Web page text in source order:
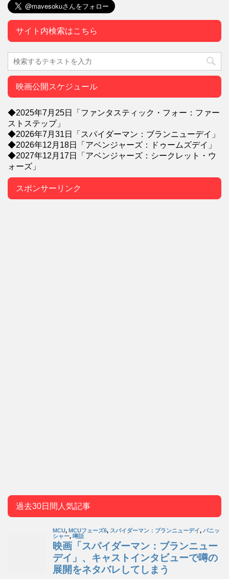
サイト内検索はこちら
映画公開スケジュール
◆2025年7月25日「ファンタスティック・フォー：ファー
ストステップ」
◆2026年7月31日「スパイダーマン：ブランニューデイ」
◆2026年12月18日「アベンジャーズ：ドゥームズデイ」
◆2027年12月17日「アベンジャーズ：シークレット・ウ
ォーズ」
スポンサーリンク
過去30日間人気記事